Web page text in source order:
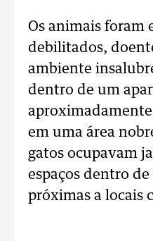
Os animais foram
debilitados,
ambiente
dentro de um
em uma área
gatos ocupavam
espaços dentro de
próximas a locais